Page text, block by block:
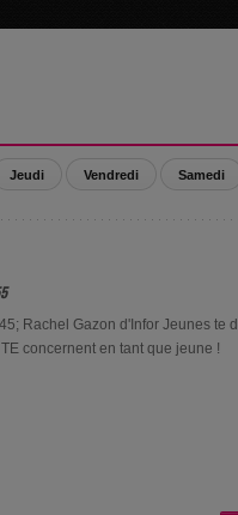
Jeudi Vendredi Samedi
Rachel Gazon d'Infor Jeunes te
concernent en tant que jeune !